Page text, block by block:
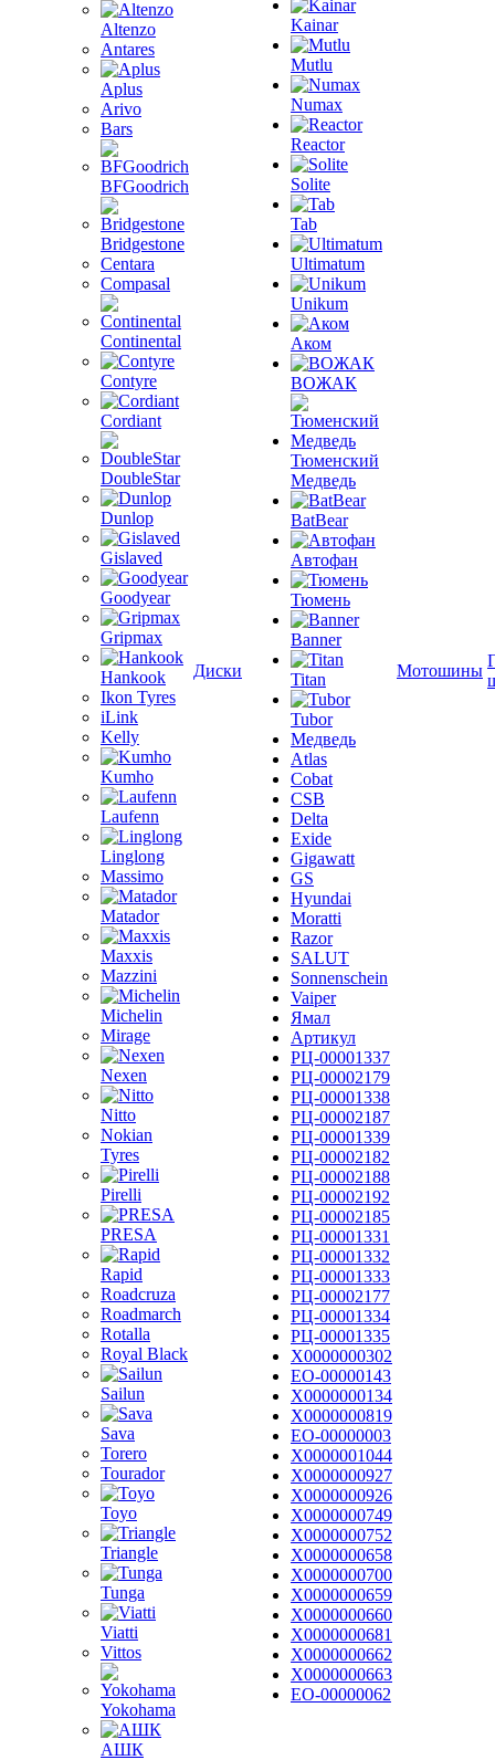
Altenzo
Antares
Aplus
Arivo
Bars
BFGoodrich
Bridgestone
Centara
Compasal
Continental
Contyre
Cordiant
DoubleStar
Dunlop
Gislaved
Goodyear
Gripmax
Hankook
Ikon Tyres
iLink
Kelly
Kumho
Laufenn
Linglong
Massimo
Matador
Maxxis
Mazzini
Michelin
Mirage
Nexen
Nitto
Nokian
Tyres
Pirelli
PRESA
Rapid
Roadcruza
Roadmarch
Rotalla
Royal Black
Sailun
Sava
Torero
Tourador
Toyo
Triangle
Tunga
Viatti
Vittos
Yokohama
АШК
Диски
Kainar
Mutlu
Numax
Reactor
Solite
Tab
Ultimatum
Unikum
Аком
ВОЖАК
Тюменский
Медведь
BatBear
Автофан
Тюмень
Banner
Titan
Tubor
Медведь
Atlas
Cobat
CSB
Delta
Exide
Gigawatt
GS
Hyundai
Moratti
Razor
SALUT
Sonnenschein
Vaiper
Ямал
Артикул
РЦ-00001337
РЦ-00002179
РЦ-00001338
РЦ-00002187
РЦ-00001339
РЦ-00002182
РЦ-00002188
РЦ-00002192
РЦ-00002185
РЦ-00001331
РЦ-00001332
РЦ-00001333
РЦ-00002177
РЦ-00001334
РЦ-00001335
Х0000000302
ЕО-00000143
Х0000000134
Х0000000819
ЕО-00000003
Х0000001044
Х0000000927
Х0000000926
Х0000000749
Х0000000752
Х0000000658
Х0000000700
Х0000000659
Х0000000660
Х0000000681
Х0000000662
Х0000000663
ЕО-00000062
Мотошины